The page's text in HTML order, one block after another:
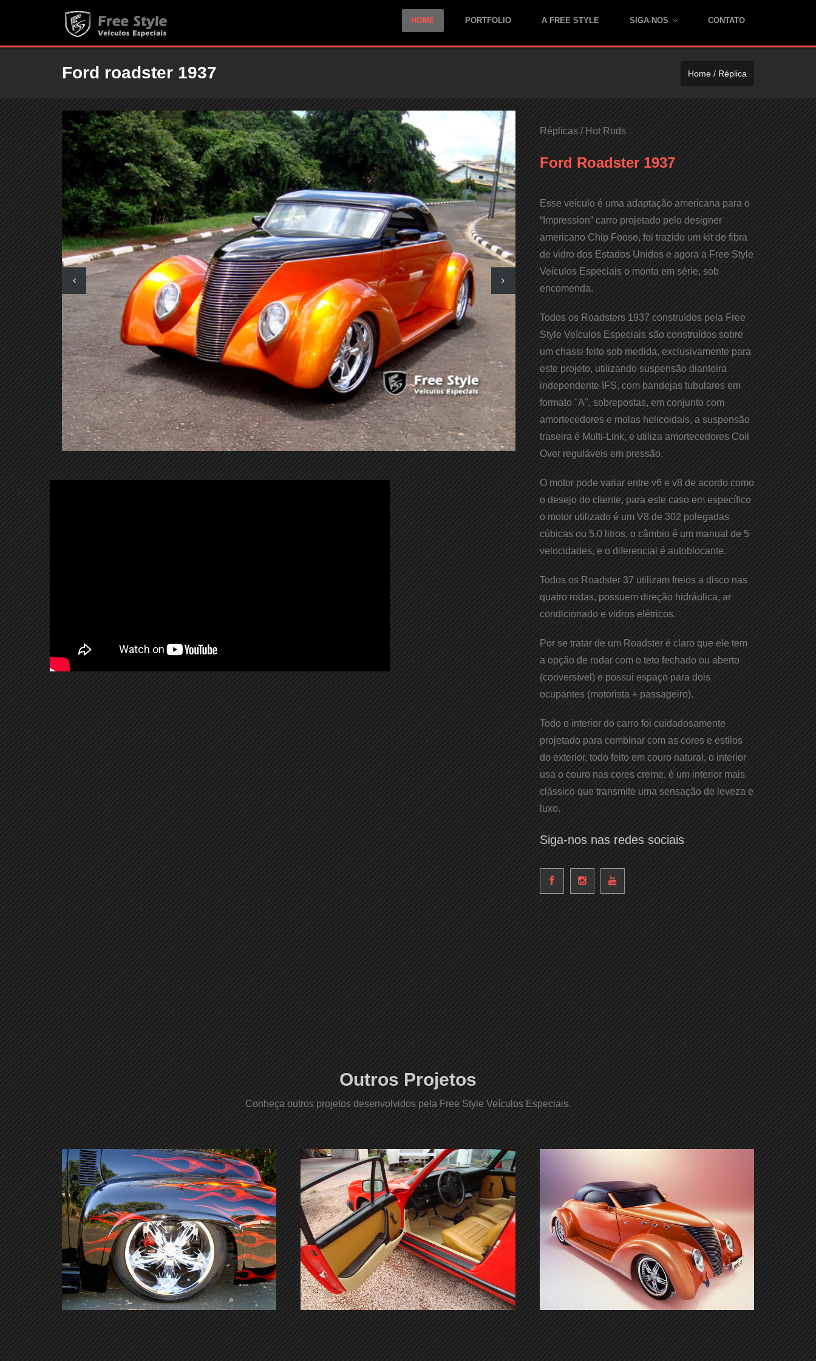
HOME PORTFOLIO A FREE STYLE SIGA-NOS CONTATO
Ford roadster 1937 Home / Réplica
Réplicas / Hot Rods
Ford Roadster 1937
Esse veículo é uma adaptação americana para o
“Impression” carro projetado pelo designer
americano Chip Foose, foi trazido um kit de fibra
de vidro dos Estados Unidos e agora a Free Style
Veículos Especiais o monta em série, sob
encomenda.
Todos os Roadsters 1937 construídos pela Free
Style Veículos Especiais são construídos sobre
um chassi feito sob medida, exclusivamente para
este projeto, utilizando suspensão dianteira
independente IFS, com bandejas tubulares em
formato "A", sobrepostas, em conjunto com
amortecedores e molas helicoidais, a suspensão
traseira é Multi-Link, e utiliza amortecedores Coil
Over reguláveis em pressão.
O motor pode variar entre v6 e v8 de acordo como
o desejo do cliente, para este caso em específico
o motor utilizado é um V8 de 302 polegadas
cúbicas ou 5.0 litros, o câmbio é um manual de 5
velocidades, e o diferencial é autoblocante.
Todos os Roadster 37 utilizam freios a disco nas
quatro rodas, possuem direção hidráulica, ar
condicionado e vidros elétricos.
Por se tratar de um Roadster é claro que ele tem
a opção de rodar com o teto fechado ou aberto
(conversível) e possui espaço para dois
ocupantes (motorista + passageiro).
Todo o interior do carro foi cuidadosamente
projetado para combinar com as cores e estilos
do exterior, todo feito em couro natural, o interior
usa o couro nas cores creme, é um interior mais
clássico que transmite uma sensação de leveza e
luxo.
Siga-nos nas redes sociais
Outros Projetos
Conheça outros projetos desenvolvidos pela Free Style Veículos Especiais.